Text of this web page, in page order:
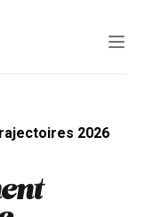
2026